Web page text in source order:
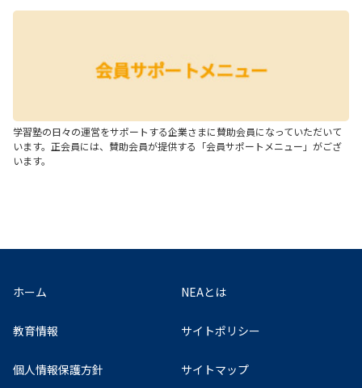
学習塾の日々の運営をサポートする企業さまに賛助会員になっていただいて
います。正会員には、賛助会員が提供する「会員サポートメニュー」がござ
います。
ホーム NEAとは
教育情報 サイトポリシー
個人情報保護方針 サイトマップ